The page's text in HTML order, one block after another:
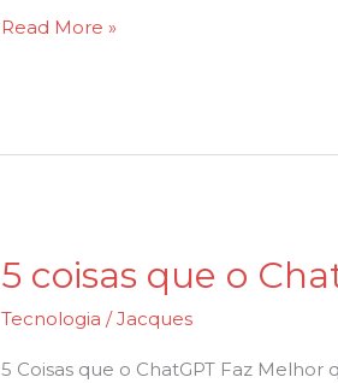
simplifica
Read More »
5 coisas que o
Tecnologia /Jacques
5 Coisas que o ChatGPT Faz
5
que
o